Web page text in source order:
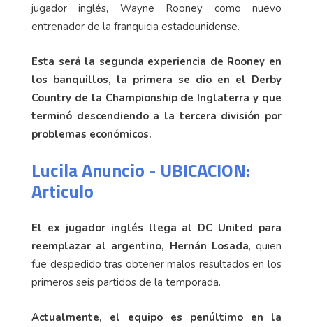
jugador inglés, Wayne Rooney como nuevo
entrenador de la franquicia estadounidense.
Esta será la segunda experiencia de Rooney en
los banquillos, la primera se dio en el Derby
Country de la Championship de Inglaterra y que
terminó descendiendo a la tercera división por
problemas económicos.
Lucila Anuncio - UBICACION:
Articulo
El ex jugador inglés llega al DC United para
reemplazar al argentino, Hernán Losada, quien
fue despedido tras obtener malos resultados en los
primeros seis partidos de la temporada.
Actualmente, el equipo es penúltimo en la